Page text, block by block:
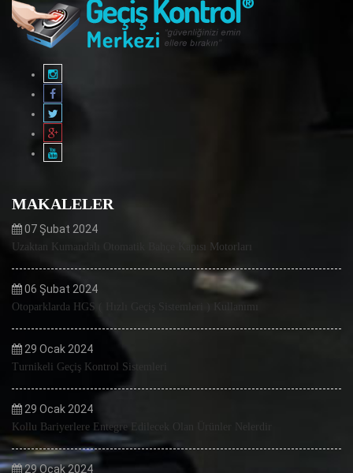
MAKALELER
07 Şubat 2024
Uzaktan Kumandalı Otomatik Bahçe Kapısı Motorları
06 Şubat 2024
Otoparklarda HGS ( Hızlı Geçiş Sistemleri ) Kullanımı
29 Ocak 2024
Turnikeli Geçiş Kontrol Sistemleri
29 Ocak 2024
Kollu Bariyerlere Entegre Edilecek Olan Ürünler Nelerdir
29 Ocak 2024